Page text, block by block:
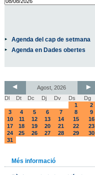
Agenda del cap de setmana
Agenda en Dades obertes
Agost, 2026
Dl
Dt Dc Dj Dv Ds
Dg
1
2
3
4 5 6 7 8
9
10
11 12 13 14 15
16
17
18 19 20 21 22
23
24
25 26 27 28 29
30
31
Més informació